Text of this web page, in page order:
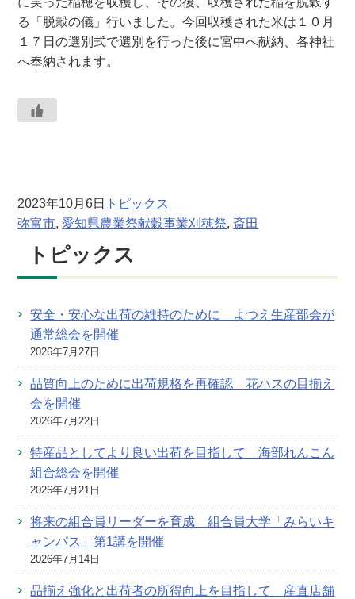
る「脱穀の儀」行いました。今回収穫された米は１０月
１７日の選別式で選別を行った後に宮中へ献納、各神社
へ奉納されます。
2023年10月6日 トピックス
弥富市, 愛知県農業祭献穀事業刈穂祭, 斎田
トピックス
安全・安心な出荷の維持のために よつえ生産部会が
通常総会を開催
2026年7月27日
品質向上のために出荷規格を再確認 花ハスの目揃え
会を開催
2026年7月22日
特産品としてより良い出荷を目指して 海部れんこん
組合総会を開催
2026年7月21日
将来の組合員リーダーを育成 組合員大学「みらいキ
ャンパス」第1講を開催
2026年7月14日
品揃え強化と出荷者の所得向上を目指して 産直店舗